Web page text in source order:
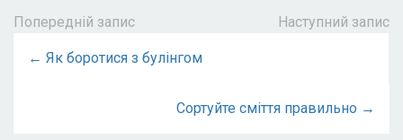
Попередній запис Наступний запис
← Як боротися з булінгом
Сортуйте сміття правильно →